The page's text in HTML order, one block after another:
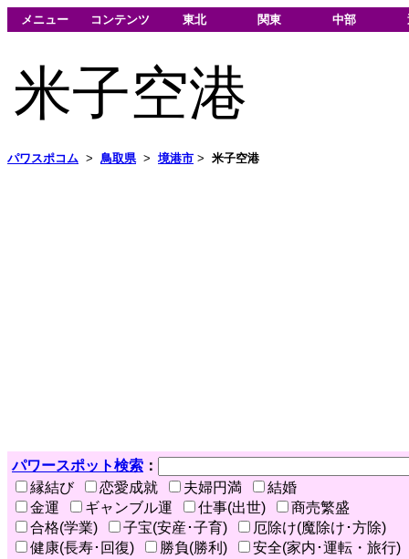
メニュー コンテンツ 東北 関東 中部
米子空港
パワスポコム > 鳥取県> 境港市 > 米子空港
パワースポット検索 ：
縁結び
恋愛成就 夫婦円満
結婚
金運
ギャンブル運 仕事(出世)
商売繁盛
合格(学業)
子宝(安産･子育)
厄除け(魔除け･方除)
健康(長寿･回復)
勝負(勝利)
安全(家内･運転・旅行)